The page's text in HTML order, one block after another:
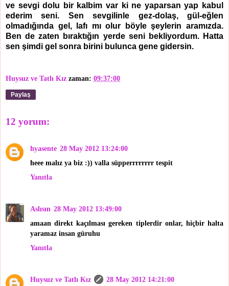
ve sevgi dolu bir kalbim var ki ne yaparsan yap kabul
ederim seni. Sen sevgilinle gez-dolaş, gül-eğlen
olmadığında gel, lafı mı olur böyle şeylerin aramızda.
Ben de zaten bıraktığın yerde seni bekliyordum. Hatta
sen şimdi gel sonra birini bulunca gene gidersin.
Huysuz ve Tatlı Kız zaman: 09:37:00
Paylaş
12 yorum:
hyasente 28 May 2012 13:24:00
heee malız ya biz :)) valla süpperrrrrrrr tespit
Yanıtla
Aslısın 28 May 2012 13:49:00
amaan direkt kaçılması gereken tiplerdir onlar, hiçbir halta
yaramaz insan güruhu
Yanıtla
Huysuz ve Tatlı Kız 28 May 2012 14:21:00